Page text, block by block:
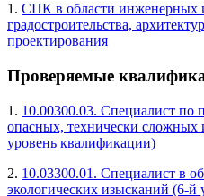
1. СПК в области инженерных
градостроительства,
проектирования
Проверяемые
1. 10.00300.03. Специалист по
опасных, технически сложных
уровень квалификации)
2. 10.03300.01. Специалист в
экологических изысканий (6-